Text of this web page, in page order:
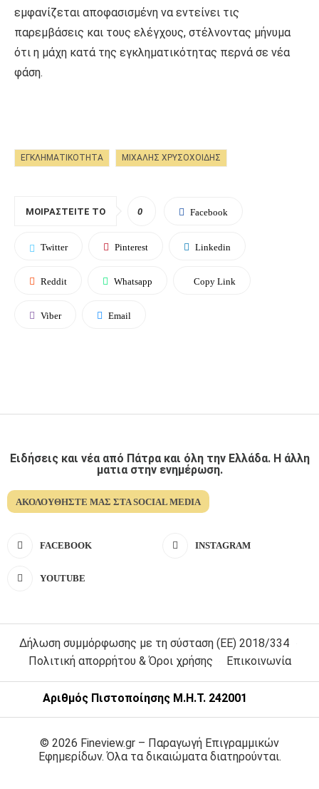
εμφανίζεται αποφασισμένη να εντείνει τις
παρεμβάσεις και τους ελέγχους, στέλνοντας μήνυμα
ότι η μάχη κατά της εγκληματικότητας περνά σε νέα
φάση.
ΕΓΚΛΗΜΑΤΙΚΟΤΗΤΑ ΜΙΧΑΛΗΣ ΧΡΥΣΟΧΟΙΔΗΣ
ΜΟΙΡΑΣΤΕΊΤΕ ΤΟ 0 Facebook
Twitter Pinterest Linkedin
Reddit Whatsapp Copy Link
Viber Email
Ειδήσεις και νέα από Πάτρα και όλη την Ελλάδα. Η άλλη
ματια στην ενημέρωση.
ΑΚΟΛΟΥΘΉΣΤΕ ΜΑΣ ΣΤΑ SOCIAL MEDIA
FACEBOOK INSTAGRAM
YOUTUBE
Δήλωση συμμόρφωσης με τη σύσταση (ΕΕ) 2018/334
Πολιτική απορρήτου & Όροι χρήσης
Επικοινωνία
Αριθμός Πιστοποίησης Μ.Η.Τ. 242001
© 2026 Fineview.gr – Παραγωγή Επιγραμμικών
Εφημερίδων. Όλα τα δικαιώματα διατηρούνται.